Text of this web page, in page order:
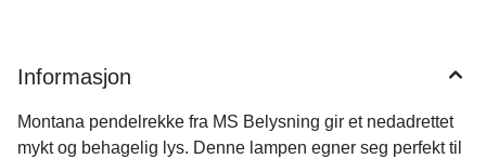
Informasjon
Montana pendelrekke fra MS Belysning gir et nedadrettet
mykt og behagelig lys. Denne lampen egner seg perfekt til